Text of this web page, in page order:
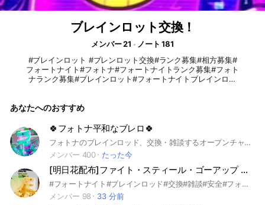
ブレインロット交換！
メンバー 21
ノート 181
#ブレインロット #ブレンロット交換#ランク募集#相方募集#
フォートナイト#フォトナ#フォートナイトランク募集#フォト
ナランク募集#ブレインロット#フォートナイトブレインロッ
あなたへのおすすめ
🍀フォトナ平和なブレロ🍀
フォトナのブレインロッド、交換・雑談するオープンチャット。 年代問わず、詐欺のないオープンチャットを作って行きたいです。 #ゲーム
メンバー 400
たった今
[明日花配布]ファイト・スティール・ゴーアップ ブレインロッド交換所
#フォートナイト#ブレインロッド#交換#雑談#安全#フォートナイト ブレインロッド #フォトナ#ファイト ブレインロッド#ファイト#ゴーアップ ブレインロッド#ゴーアップ#ロブロ ブレインロッド#ロブロ#配布
メンバー 98
33 分前